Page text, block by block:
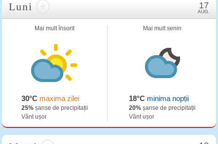
Luni + 17
AUG.
Mai mult însorit
30°Cmaxima zilei
25%șanse de precipitații
Vânt ușor
Mai mult senin
18°C minima nopții
20% șanse de precipitații
Vânt ușor